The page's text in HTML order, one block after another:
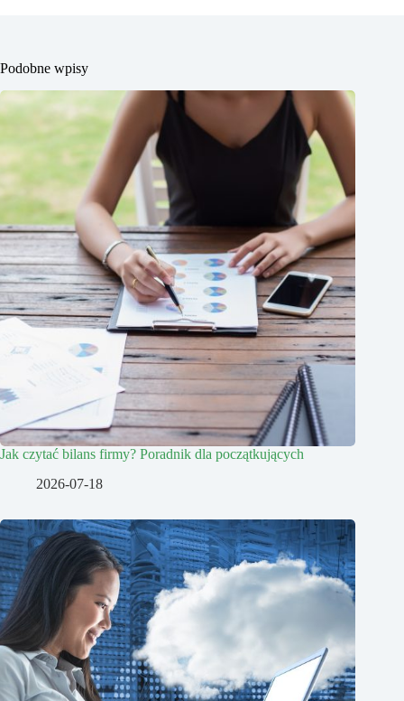
Podobne wpisy
Jak czytać bilans firmy? Poradnik dla początkujących
2026-07-18